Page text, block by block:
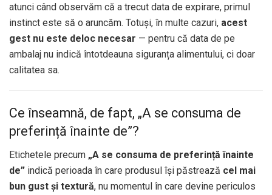
atunci când observăm că a trecut data de expirare, primul
instinct este să o aruncăm. Totuși, în multe cazuri, acest
gest nu este deloc necesar — pentru că data de pe
ambalaj nu indică întotdeauna siguranța alimentului, ci doar
calitatea sa.
Ce înseamnă, de fapt, „A se consuma de
preferință înainte de”?
Etichetele precum „A se consuma de preferință înainte
de” indică perioada în care produsul își păstrează cel mai
bun gust și textură, nu momentul în care devine periculos